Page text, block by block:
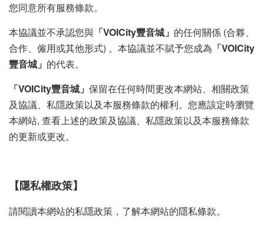
您同意所有服務條款。
本協議並不承認您與 「VOICity豐音城」 的任何關係 (合夥、
合作、僱用或其他形式) 。本協議並不賦予您成為 「VOICity
豐音城」 的代表。
「VOICity豐音城」 保留在任何時間更改本網站、相關政策
及協議、私隱政策以及本服務條款的權利。您應該定時瀏覽
本網站, 查看上述的政策及協議、私隱政策以及本服務條款
的更新或更改。
【隱私權政策】
請閱讀本網站的私隱政策，了解本網站的隱私條款。